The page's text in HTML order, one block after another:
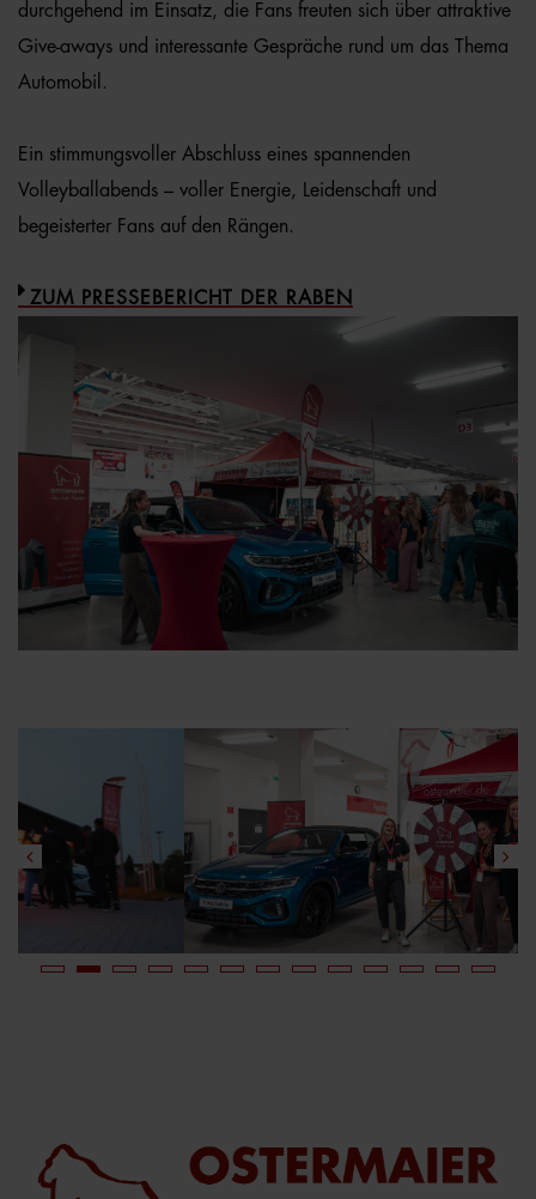
durchgehend im Einsatz, die Fans freuten sich über attraktive
Give-aways und interessante Gespräche rund um das Thema
Automobil.
Ein stimmungsvoller Abschluss eines spannenden
Volleyballabends – voller Energie, Leidenschaft und
begeisterter Fans auf den Rängen.
ZUM PRESSEBERICHT DER RABEN